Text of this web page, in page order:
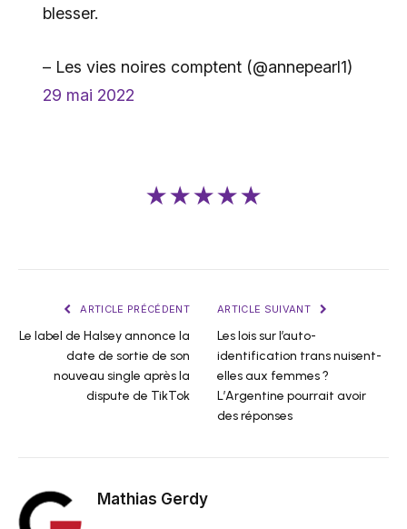
blesser.
– Les vies noires comptent (@annepearl1)
29 mai 2022
★★★★★
ARTICLE PRÉCÉDENT
Le label de Halsey annonce la
date de sortie de son
nouveau single après la
dispute de TikTok
ARTICLE SUIVANT
Les lois sur l’auto-
identification trans nuisent-
elles aux femmes ?
L’Argentine pourrait avoir
des réponses
Mathias Gerdy